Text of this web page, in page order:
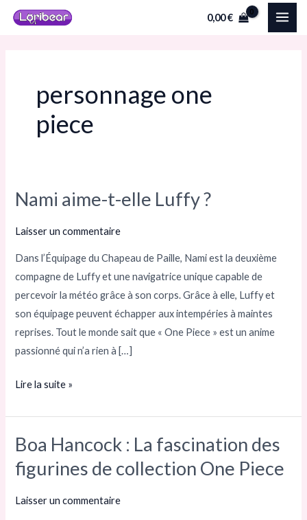
Aller
0,00€
personnage one
piece
Nami aime-t-elle Luffy ?
Laisser un commentaire
Dans l’Équipage du Chapeau de Paille, Nami est la deuxième
compagne de Luffy et une navigatrice unique capable de
percevoir la météo grâce à son corps. Grâce à elle, Luffy et
son équipage peuvent échapper aux intempéries à maintes
reprises. Tout le monde sait que « One Piece » est un anime
passionné qui n’a rien à […]
Nami
t-
Lire la suite »
Boa Hancock : La fascination des
figurines de collection One Piece
Laisser un commentaire
Boa
Hancock :
La
fascination